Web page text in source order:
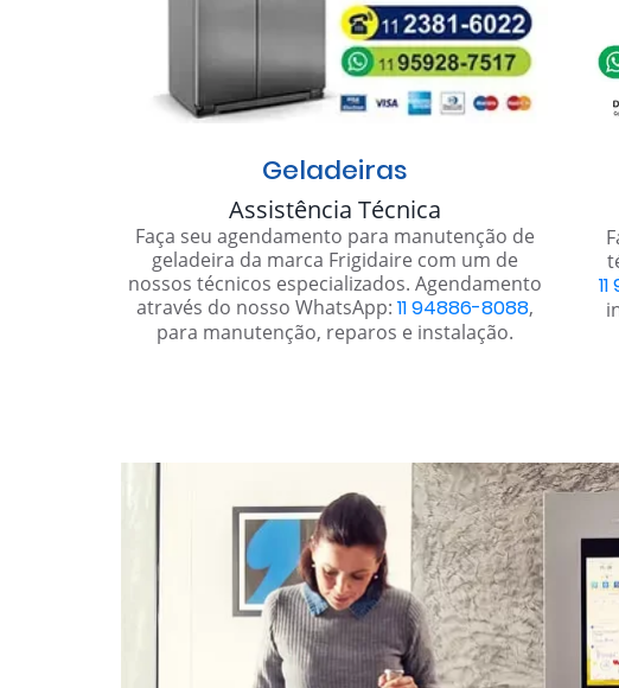
Geladeiras
Assistência Técnica
Faça seu agendamento para manutenção de
geladeira da marca Frigidaire com um de
nossos técnicos especializados. Agendamento
através do nosso WhatsApp: 11 94886-8088,
para manutenção, reparos e instalação.